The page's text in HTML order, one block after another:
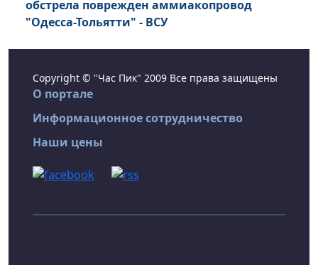
обстрела поврежден аммиакопровод
"Одесса-Тольятти" - ВСУ
Copyright © "Час Пик" 2009 Все права защищены
О портале
Информационное сотрудничество
Наши цены